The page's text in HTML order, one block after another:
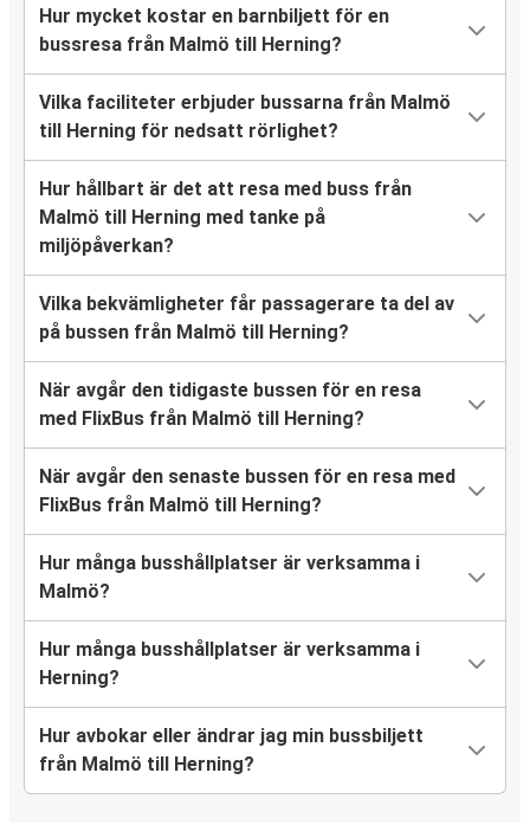
Hur mycket kostar en barnbiljett för en
bussresa från Malmö till Herning?
Vilka faciliteter erbjuder bussarna från Malmö
till Herning för nedsatt rörlighet?
Hur hållbart är det att resa med buss från
Malmö till Herning med tanke på
miljöpåverkan?
Vilka bekvämligheter får passagerare ta del av
på bussen från Malmö till Herning?
När avgår den tidigaste bussen för en resa
med FlixBus från Malmö till Herning?
När avgår den senaste bussen för en resa med
FlixBus från Malmö till Herning?
Hur många busshållplatser är verksamma i
Malmö?
Hur många busshållplatser är verksamma i
Herning?
Hur avbokar eller ändrar jag min bussbiljett
från Malmö till Herning?